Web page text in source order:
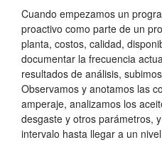
Cuando empezamos un
proactivo como parte de un
planta, costos, calidad,
documentar la frecuencia
resultados de análisis,
Observamos y anotamos las
amperaje, analizamos los
desgaste y otros parámetros,
intervalo hasta llegar a un